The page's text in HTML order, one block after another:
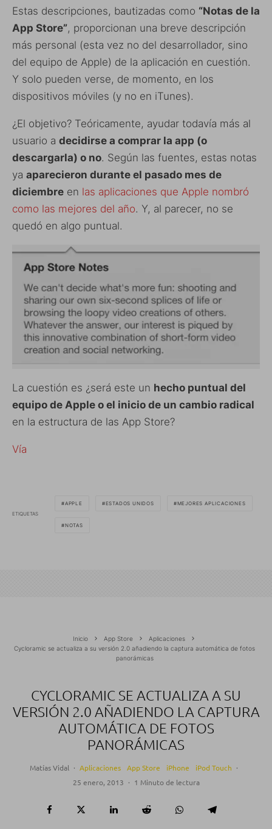
Estas descripciones, bautizadas como “Notas de la
App Store”, proporcionan una breve descripción
más personal (esta vez no del desarrollador, sino
del equipo de Apple) de la aplicación en cuestión.
Y solo pueden verse, de momento, en los
dispositivos móviles (y no en iTunes).
¿El objetivo? Teóricamente, ayudar todavía más al
usuario a decidirse a comprar la app (o
descargarla) o no. Según las fuentes, estas notas
ya aparecieron durante el pasado mes de
diciembre en las aplicaciones que Apple nombró
como las mejores del año. Y, al parecer, no se
quedó en algo puntual.
La cuestión es ¿será este un hecho puntual del
equipo de Apple o el inicio de un cambio radical
en la estructura de las App Store?
Vía
ETIQUETAS
APPLE ESTADOS UNIDOS MEJORES APLICACIONES
NOTAS
Inicio App Store
Aplicaciones
Cycloramic se actualiza a su versión 2.0 añadiendo la captura automática de fotos
panorámicas
CYCLORAMIC SE ACTUALIZA A SU
VERSIÓN 2.0 AÑADIENDO LA CAPTURA
AUTOMÁTICA DE FOTOS
PANORÁMICAS
Matías Vidal · Aplicaciones App Store iPhone iPod Touch ·
25 enero, 2013 · 1 Minuto de lectura